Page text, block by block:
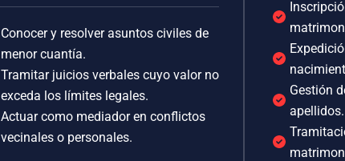
Conocer y resolver asuntos civiles de
menor cuantía.
Tramitar juicios verbales cuyo valor no
exceda los límites legales.
Actuar como mediador en conflictos
vecinales o personales.
Gestión
apellidos.